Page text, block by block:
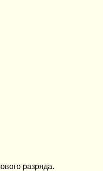
разряда.